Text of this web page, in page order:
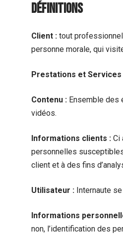
Définitions
Client : tout
personne morale, qui
Prestations et Services
Contenu : Ensemble des
vidéos.
Informations clients : Ci
personnelles
client et à des fins
Utilisateur : Internaute
Informations
non, l’identification des